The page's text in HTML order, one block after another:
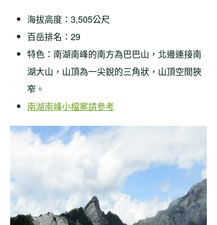
海拔高度：3,505公尺
百岳排名：29
特色：南湖南峰的南方為巴巴山，北邊連接南
湖大山，山頂為一尖銳的三角狀，山頂空間狹
窄。
南湖南峰小檔案請參考